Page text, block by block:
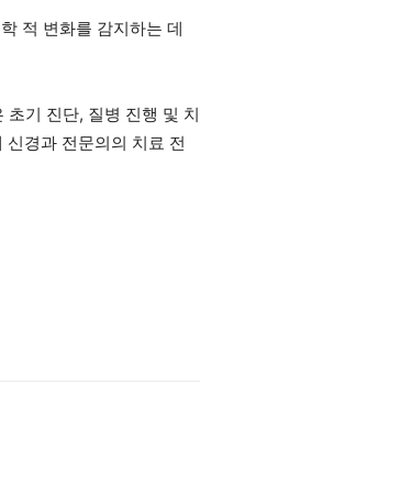
적 변화를 감지하는 데
기 진단, 질병 진행 및 치
경과 전문의의 치료 전